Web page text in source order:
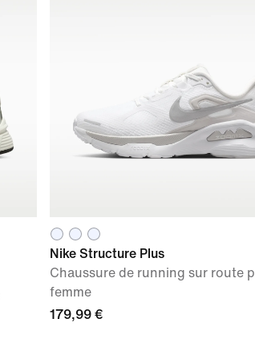
Nike Structure Plus
Chaussure de running sur route
femme
179,99 €